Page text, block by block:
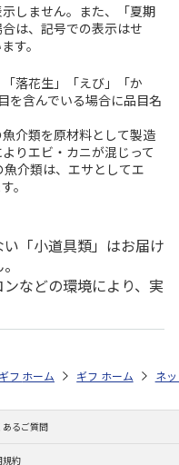
しません。また、「夏期
は、記号での表示はせ
す。
落花生」「えび」「か
を含んでいる場合に品目名
介類を原材料として製造
りエビ・カニが混じって
介類は、エサとしてエ
。
「小道具類」はお届け
などの環境により、実
結婚内祝い プリマ ロゼッ
内祝い・お返し 結婚内祝い
ギフト通販 内祝い・お返し
ホーム ギフト通販 内
ホーム ネ
あるご質問
規約